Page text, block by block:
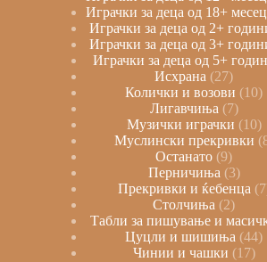
Играчки за деца од 18+
Играчки за деца од 2+
Играчки за деца од 3+
Играчки за деца од 5+
Исхрана
27
Колички и возови
10
Лигавчиња 7
Музички играчки 10
Муслински прекривки
Останато 9
Перничиња 3
Прекривки и ќебенца 7
Столчиња
2
Табли за пишување и
Цуцли и шишиња 44
Чинии и чашки 17